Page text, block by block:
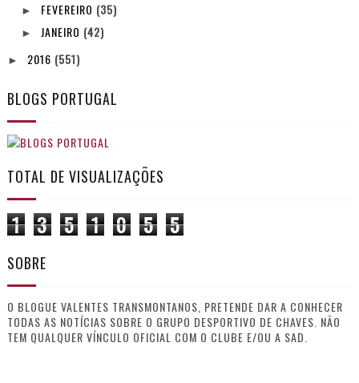
► FEVEREIRO (35)
► JANEIRO (42)
► 2016 (551)
BLOGS PORTUGAL
TOTAL DE VISUALIZAÇÕES
1 3 5 1 0 5 5
SOBRE
O BLOGUE VALENTES TRANSMONTANOS, PRETENDE DAR A CONHECER
TODAS AS NOTÍCIAS SOBRE O GRUPO DESPORTIVO DE CHAVES. NÃO
TEM QUALQUER VÍNCULO OFICIAL COM O CLUBE E/OU A SAD.